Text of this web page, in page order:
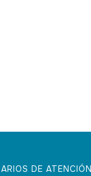
DE ATENCIÓN